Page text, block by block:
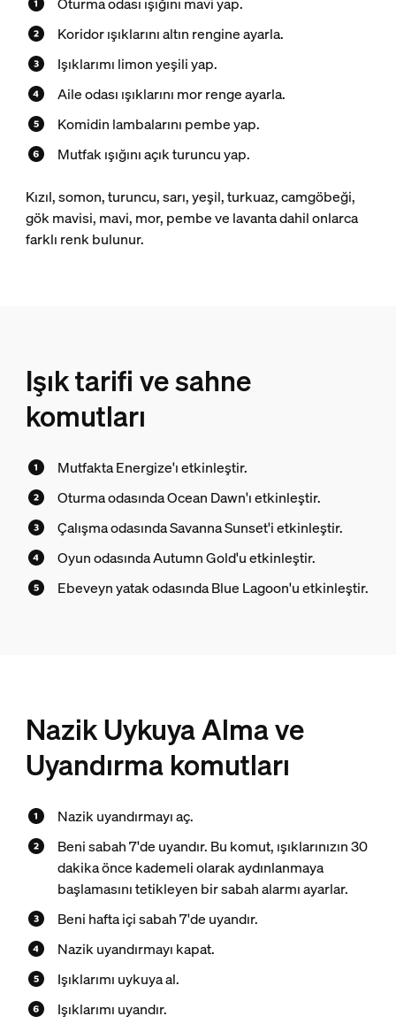
Koridor ışıklarını altın rengine ayarla.
Işıklarımı limon yeşili yap.
Aile odası ışıklarını mor renge ayarla.
Komidin lambalarını pembe yap.
Mutfak ışığını açık turuncu yap.
Kızıl, somon, turuncu, sarı, yeşil, turkuaz, camgöbeği,
gök mavisi, mavi, mor, pembe ve lavanta dahil onlarca
farklı renk bulunur.
Işık tarifi ve sahne
komutları
Mutfakta Energize'ı etkinleştir.
Oturma odasında Ocean Dawn'ı etkinleştir.
Çalışma odasında Savanna Sunset'i etkinleştir.
Oyun odasında Autumn Gold'u etkinleştir.
Ebeveyn yatak odasında Blue Lagoon'u etkinleştir.
Nazik Uykuya Alma ve
Uyandırma komutları
Nazik uyandırmayı aç.
Beni sabah 7'de uyandır. Bu komut, ışıklarınızın 30
dakika önce kademeli olarak aydınlanmaya
başlamasını tetikleyen bir sabah alarmı ayarlar.
Beni hafta içi sabah 7'de uyandır.
Nazik uyandırmayı kapat.
Işıklarımı uykuya al.
Işıklarımı uyandır.